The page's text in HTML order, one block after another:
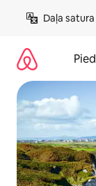
saturu
Daļa